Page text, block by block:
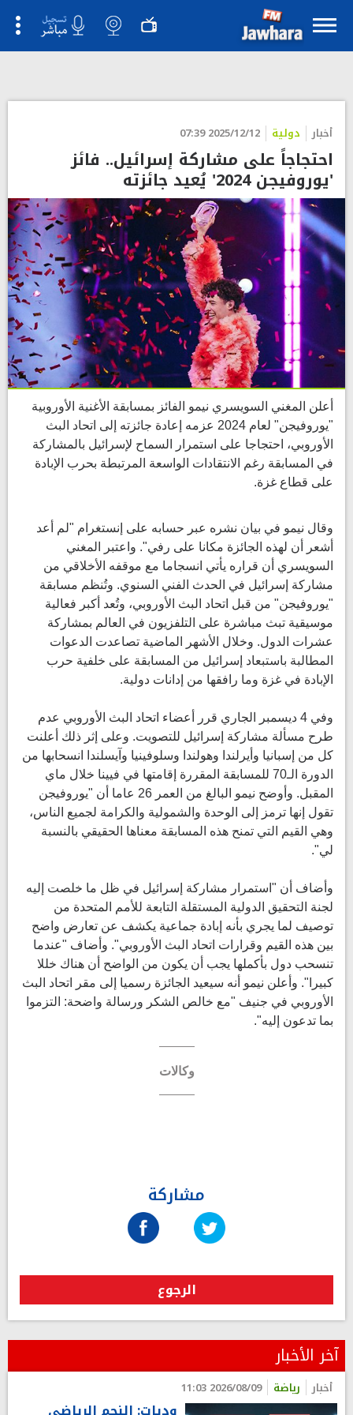
أخبار دولية 2025/12/12 07:39
احتجاجاً على مشاركة إسرائيل.. فائز
'يوروفيجن 2024' يُعيد جائزته
أعلن المغني السويسري نيمو الفائز بمسابقة الأغنية الأوروبية
"يوروفيجن" لعام 2024 عزمه إعادة جائزته إلى اتحاد البث
الأوروبي، احتجاجا على استمرار السماح لإسرائيل بالمشاركة
في المسابقة رغم الانتقادات الواسعة المرتبطة بحرب الإبادة
على قطاع غزة.
وقال نيمو في بيان نشره عبر حسابه على إنستغرام "لم أعد
أشعر أن لهذه الجائزة مكانا على رفي". واعتبر المغني
السويسري أن قراره يأتي انسجاما مع موقفه الأخلاقي من
مشاركة إسرائيل في الحدث الفني السنوي. وتُنظم مسابقة
"يوروفيجن" من قبل اتحاد البث الأوروبي، وتُعد أكبر فعالية
موسيقية تبث مباشرة على التلفزيون في العالم بمشاركة
عشرات الدول. وخلال الأشهر الماضية تصاعدت الدعوات
المطالبة باستبعاد إسرائيل من المسابقة على خلفية حرب
الإبادة في غزة وما رافقها من إدانات دولية.
وفي 4 ديسمبر الجاري قرر أعضاء اتحاد البث الأوروبي عدم
طرح مسألة مشاركة إسرائيل للتصويت. وعلى إثر ذلك أعلنت
كل من إسبانيا وأيرلندا وهولندا وسلوفينيا وآيسلندا انسحابها من
الدورة الـ70 للمسابقة المقررة إقامتها في فيينا خلال ماي
المقبل. وأوضح نيمو البالغ من العمر 26 عاما أن "يوروفيجن
تقول إنها ترمز إلى الوحدة والشمولية والكرامة لجميع الناس،
وهي القيم التي تمنح هذه المسابقة معناها الحقيقي بالنسبة
لي".
وأضاف أن "استمرار مشاركة إسرائيل في ظل ما خلصت إليه
لجنة التحقيق الدولية المستقلة التابعة للأمم المتحدة من
توصيف لما يجري بأنه إبادة جماعية يكشف عن تعارض واضح
بين هذه القيم وقرارات اتحاد البث الأوروبي". وأضاف "عندما
تنسحب دول بأكملها يجب أن يكون من الواضح أن هناك خللا
كبيرا". وأعلن نيمو أنه سيعيد الجائزة رسميا إلى مقر اتحاد البث
الأوروبي في جنيف "مع خالص الشكر ورسالة واضحة: التزموا
بما تدعون إليه".
وكالات
مشاركة
الرجوع
آخر الأخبار
أخبار رياضة 2026/08/09 11:03